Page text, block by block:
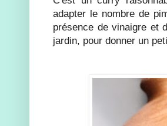
adapter le nombre de
présence de vinaigre et
jardin, pour donner un